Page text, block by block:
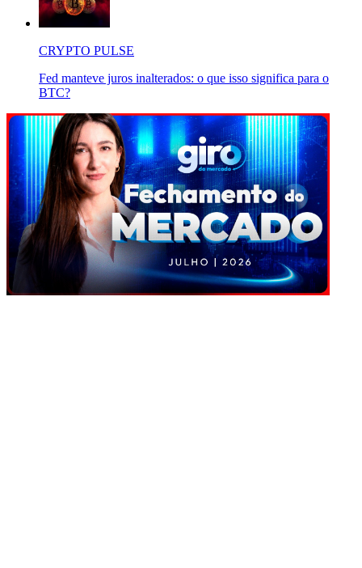
CRYPTO PULSE
Fed manteve juros inalterados: o que isso significa para o
BTC?